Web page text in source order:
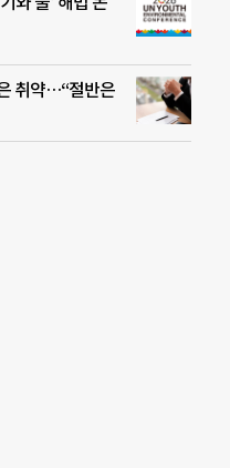
취약…“절반은